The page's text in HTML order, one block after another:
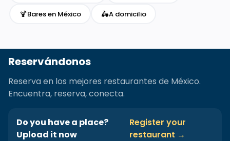
🍹Bares en México 🛵A domicilio
Reservándonos
Reserva en los mejores restaurantes de México.
Encuentra, reserva, conecta.
Do you have a place?
Upload it now
Register your
restaurant →